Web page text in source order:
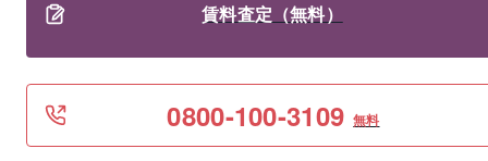
賃料査定（無料）
0800-100-3109 無料